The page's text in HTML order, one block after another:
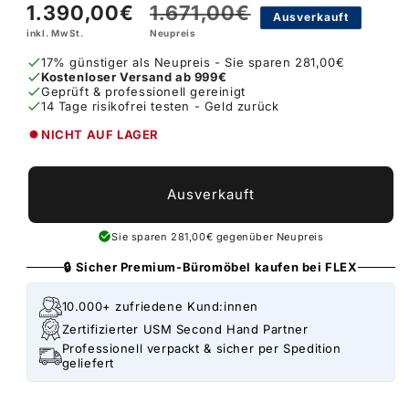
Verkaufspreis
1.390,00€
inkl. MwSt.
Normaler
1.671,00€
Neupreis
Ausverkauft
17% günstiger als Neupreis - Sie sparen 281,00€
Kostenloser Versand ab 999€
Geprüft & professionell gereinigt
14 Tage risikofrei testen - Geld zurück
NICHT AUF LAGER
Ausverkauft
Sie sparen 281,00€ gegenüber Neupreis
🔒 Sicher Premium-Büromöbel kaufen bei FLEX
10.000+ zufriedene Kund:innen
Zertifizierter USM Second Hand Partner
Professionell verpackt & sicher per Spedition
geliefert